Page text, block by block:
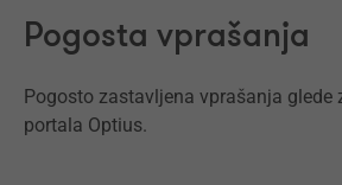
Pogosta vprašanja
Pogosto zastavljena vprašanja glede
portala Optius.